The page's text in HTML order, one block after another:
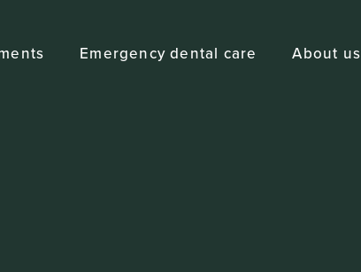
Emergency dental care About us